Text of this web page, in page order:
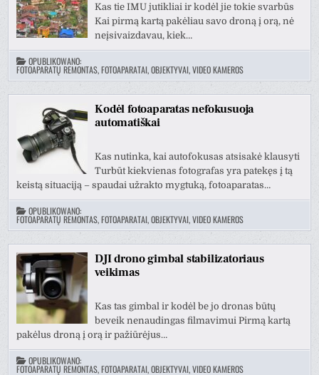
Kas tie IMU jutikliai ir kodėl jie tokie svarbūs
Kai pirmą kartą pakėliau savo droną į orą, nė
neįsivaizdavau, kiek…
OPUBLIKOWANO:
FOTOAPARATŲ REMONTAS, FOTOAPARATAI, OBJEKTYVAI, VIDEO KAMEROS
Kodėl fotoaparatas nefokusuoja
automatiškai
Kas nutinka, kai autofokusas atsisakė klausyti
Turbūt kiekvienas fotografas yra patekęs į tą
keistą situaciją – spaudai užrakto mygtuką, fotoaparatas…
OPUBLIKOWANO:
FOTOAPARATŲ REMONTAS, FOTOAPARATAI, OBJEKTYVAI, VIDEO KAMEROS
DJI drono gimbal stabilizatoriaus
veikimas
Kas tas gimbal ir kodėl be jo dronas būtų
beveik nenaudingas filmavimui Pirmą kartą
pakėlus droną į orą ir pažiūrėjus…
OPUBLIKOWANO:
FOTOAPARATŲ REMONTAS, FOTOAPARATAI, OBJEKTYVAI, VIDEO KAMEROS